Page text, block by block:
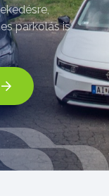
parkolás is